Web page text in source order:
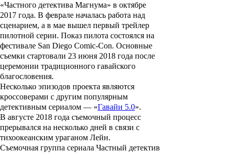
«Частного детектива Магнума» в октябре
2017 года. В феврале началась работа над
сценарием, а в мае вышел первый трейлер
пилотной серии. Показ пилота состоялся на
фестивале San Diego Comic-Con. Основные
съемки стартовали 23 июня 2018 года после
церемонии традиционного гавайского
благословения.
Несколько эпизодов проекта являются
кроссоверами с другим популярным
детективным сериалом — «Гавайи 5.0».
В августе 2018 года съемочный процесс
прерывался на несколько дней в связи с
тихоокеанским ураганом Лейн.
Съемочная группа сериала Частный детектив